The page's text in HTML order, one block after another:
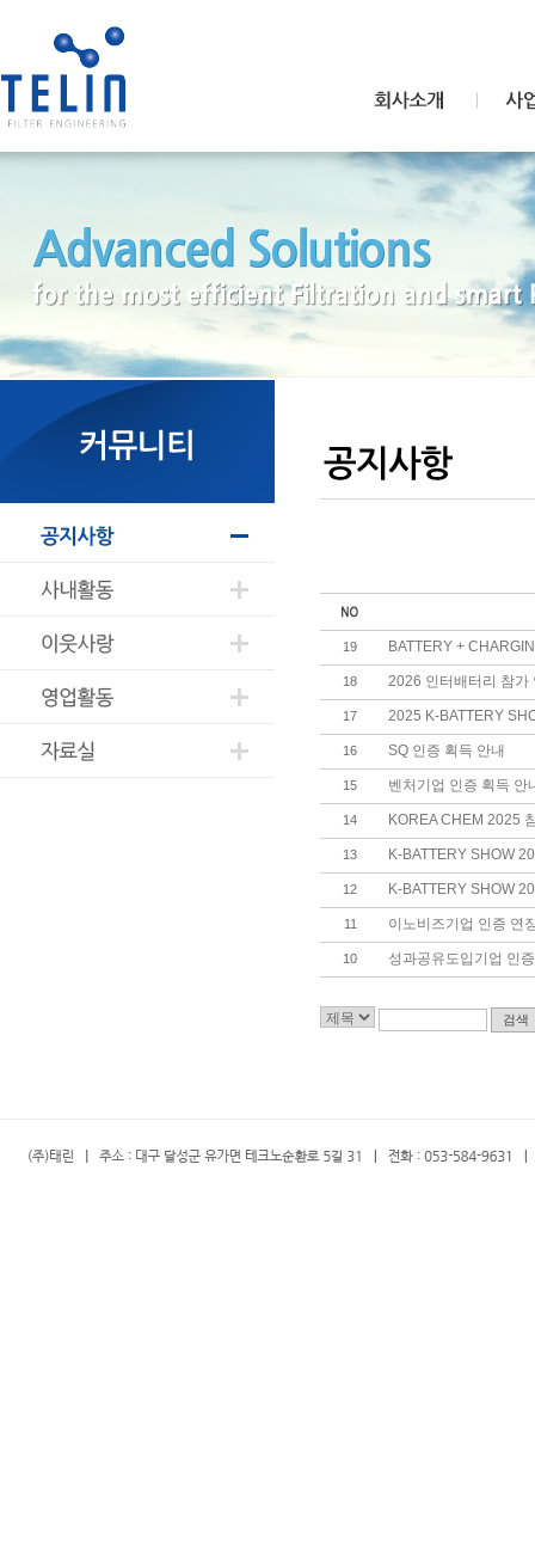
19 BATTERY +
18 2026 인터배터리 참가
17 2025 K-BATTERY
16 SQ 인증 획득 안내
15 벤처기업 인증 획득 안
14 KOREA CHEM 2025
13 K-BATTERY SHOW
12 K-BATTERY SHOW
11 이노비즈기업 인증 연
10 성과공유도입기업 인증